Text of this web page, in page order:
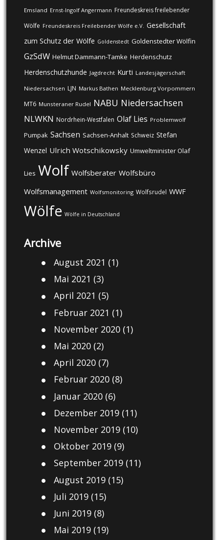
Emsland Ernst-Ingolf Angermann Freundeskreis freilebender
Wölfe Freundeskreis Freilebender Wölfe e.V. Gesellschaft
zum Schutz der Wölfe Goldenstedt Goldenstedter Wölfin
GzSdW Helmut Dammann-Tamke Herdenschutz
Herdenschutzhunde Jagdrecht Kurti Landesjägerschaft
Niedersachsen LJN Markus Bathen Mecklenburg Vorpommern
MT6 Munsteraner Rudel NABU Niedersachsen
NLWKN Nordrhein-Westfalen Olaf Lies Problemwolf
Pumpak Sachsen Sachsen-Anhalt Schweiz Stefan
Wenzel Ulrich Wotschikowsky Umweltminister Olaf
Lies Wolf Wolfsberater Wolfsbüro
Wolfsmanagement Wolfsmonitoring Wolfsrudel WWF
Wölfe Wölfe in Deutschland
Archive
August 2021 (1)
Mai 2021 (3)
April 2021 (5)
Februar 2021 (1)
November 2020(1)
Mai 2020(2)
April 2020(7)
Februar 2020(8)
Januar 2020(6)
Dezember 2019(11)
November 2019(10)
Oktober 2019(9)
September 2019(11)
August 2019(15)
Juli 2019(15)
Juni 2019(8)
Mai 2019(19)